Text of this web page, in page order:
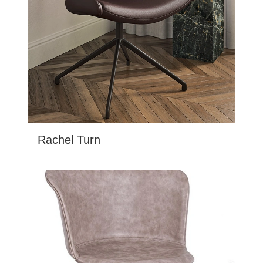
Rachel Turn